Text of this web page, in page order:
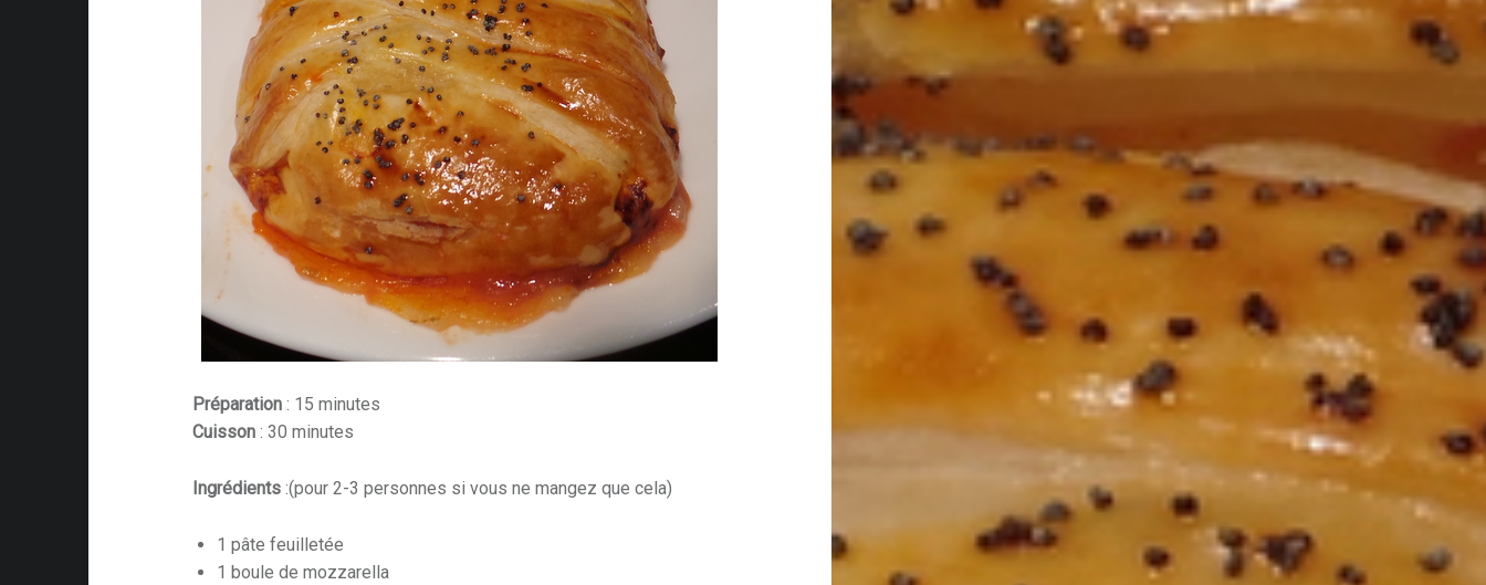
Préparation : 15 minutes
Cuisson : 30 minutes
Ingrédients :(pour 2-3 personnes si vous ne mangez que cela)
1 pâte feuilletée
1 boule de mozzarella